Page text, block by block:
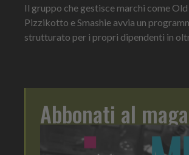
Il gruppo che gestisce marchi come
Pizzikotto e Smashie avvia un
strutturato per i propri dipendenti in
Abbonati al